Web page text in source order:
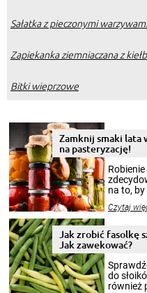
Sałatka z pieczonymi warzywami
Zapiekanka ziemniaczana z
Bitki wieprzowe
Zamknij smaki lata
na pasteryzację!
na to,
pełni
patenty,
Czytaj
Jak zrobić fasolkę
Jak zawekować?
do
również